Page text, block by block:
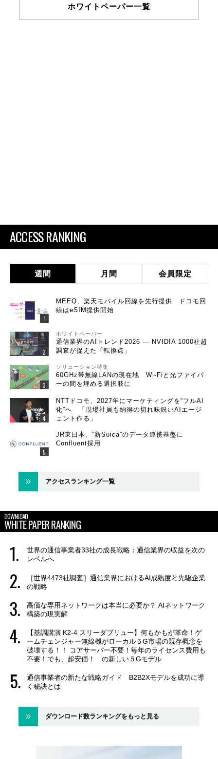
ホワイトペーパー一覧
ACCESS RANKING
週間 月間 会員限定
MEEQ、楽天モバイル回線を先行提供 ドコモ回
線はeSIM提供開始
ホワイトペーパー
通信業界のAIトレンド2026 ― NVIDIA 1000社超
調査が捉えた「転換点」
ソリューション特集
60GHz帯無線LANの現在地 Wi-Fiと光ファイバ
ーの間を埋める選択肢に
NTTドコモ、2027年にマーケティングを“フルAI
化”へ 「現場社員も納得の切れ味鋭いAIエージ
ェント作る」
JR東日本、“新Suica”のデータ連携基盤に
Confluent採用
アクセスランキング一覧
DOWNLOAD
WHITE PAPER RANKING
世界の通信事業者33社の成長戦略：通信業界の収益を次の
レベルへ
［世界4473社調査］通信業界におけるAI成熟度と先駆企業
の戦略
高価な専用ネットワークは本当に必要か？ AIネットワーク
構築の現実解
【基調講演 K2-4 スリーダブリュー】何もかもが革命！ゲ
ームチェンジャー無線機がローカル５G市場の既存概念を
破壊する！！ コアサーバー不要！毎年のライセンス費用も
不要！でも、超安価！ の新しい５Gモデル
通信事業者の新たな戦略ガイド B2B2Xモデルを成功に導
く秘訣とは
ダウンロード数ランキングをもっと見る